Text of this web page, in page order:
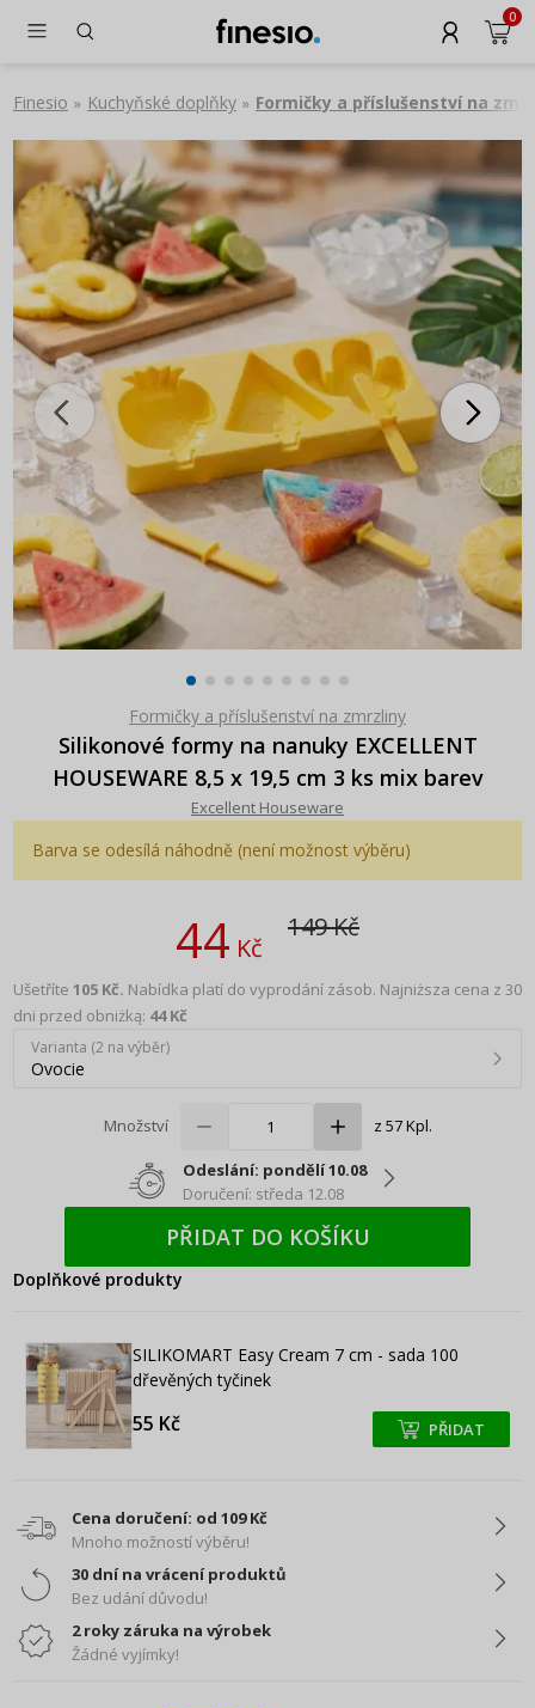
0
Finesio » Kuchyňské doplňky » Formičky a příslušenství na
Formičky a příslušenství na zmrzliny
Silikonové formy na nanuky EXCELLENT
HOUSEWARE 8,5 x 19,5 cm 3 ks mix barev
Excellent Houseware
Barva se odesílá náhodně (není možnost výběru)
44Kč
149 Kč
Ušetříte 105 Kč. Nabídka platí do vyprodání zásob. Najniższa cena z 30
dni przed obniżką: 44 Kč
Varianta (2 na výběr)
Ovocie
Množství z 57 Kpl.
Odeslání: pondělí 10.08
Doručení: středa 12.08
PŘIDAT DO KOŠÍKU
Doplňkové produkty
SILIKOMART Easy Cream 7 cm - sada 100
dřevěných tyčinek
55 Kč +
+ PŘIDAT
Cena doručení: od 109 Kč
Mnoho možností výběru!
30 dní na vrácení produktů
Bez udání důvodu!
2 roky záruka na výrobek
Žádné vyjímky!